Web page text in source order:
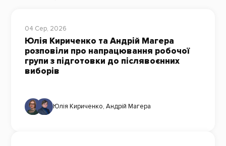
04 Сер, 2026
Юлія Кириченко та Андрій Магера
розповіли про напрацювання робочої
групи з підготовки до післявоєнних
виборів
Юлія Кириченко, Андрій Магера